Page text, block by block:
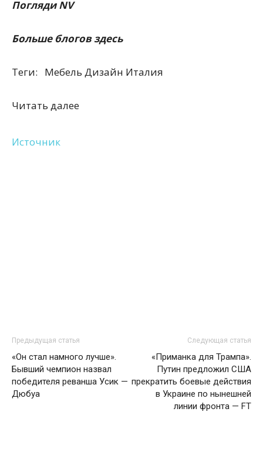
Погляди NV
Больше блоговздесь
Теги: Мебель Дизайн Италия
Читать далее
Источник
Предыдущая статья
«Он стал намного лучше».
Бывший чемпион назвал
победителя реванша Усик —
Дюбуа
Следующая статья
«Приманка для Трампа».
Путин предложил США
прекратить боевые действия
в Украине по нынешней
линии фронта — FT